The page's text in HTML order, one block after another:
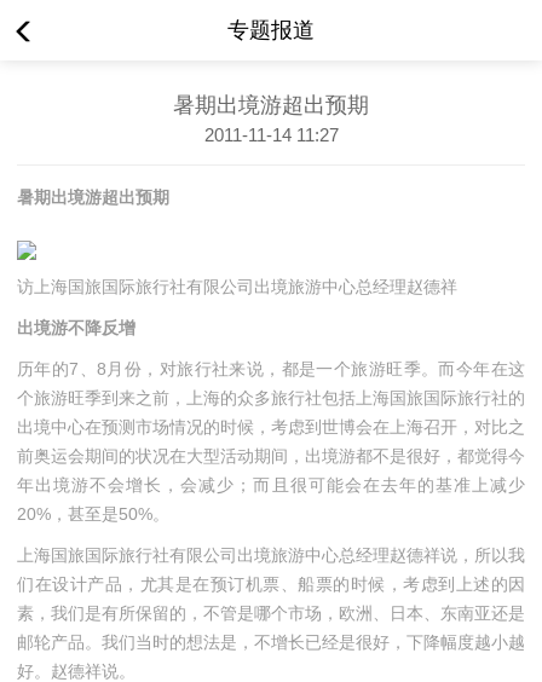
专题报道
暑期出境游超出预期
2011-11-14 11:27
暑期出境游超出预期
访上海国旅国际旅行社有限公司出境旅游中心总经理赵德祥
出境游不降反增
历年的7、8月份，对旅行社来说，都是一个旅游旺季。而今年在这
个旅游旺季到来之前，上海的众多旅行社包括上海国旅国际旅行社的
出境中心在预测市场情况的时候，考虑到世博会在上海召开，对比之
前奥运会期间的状况在大型活动期间，出境游都不是很好，都觉得今
年出境游不会增长，会减少；而且很可能会在去年的基准上减少
20%，甚至是50%。
上海国旅国际旅行社有限公司出境旅游中心总经理赵德祥说，所以我
们在设计产品，尤其是在预订机票、船票的时候，考虑到上述的因
素，我们是有所保留的，不管是哪个市场，欧洲、日本、东南亚还是
邮轮产品。我们当时的想法是，不增长已经是很好，下降幅度越小越
好。赵德祥说。